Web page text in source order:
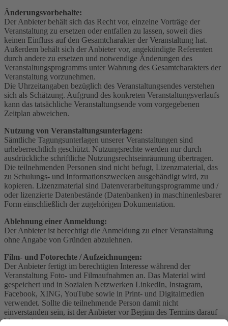
Änderungsvorbehalte:
Der Anbieter behält sich das Recht vor, einzelne Vorträge der
Veranstaltung zu ersetzen oder entfallen zu lassen, soweit dies
keinen Einfluss auf den Gesamtcharakter der Veranstaltung hat.
Außerdem behält sich der Anbieter vor, angekündigte Referenten
durch andere zu ersetzen und notwendige Änderungen des
Veranstaltungsprogramms unter Wahrung des Gesamtcharakters der
Veranstaltung vorzunehmen.
Die Uhrzeitangaben bezüglich des Veranstaltungsendes verstehen
sich als Schätzung. Aufgrund des konkreten Veranstaltungsverlaufs
kann das tatsächliche Veranstaltungsende vom vorgegebenen
Zeitplan abweichen.
Nutzung von Veranstaltungsunterlagen:
Sämtliche Tagungsunterlagen unserer Veranstaltungen sind
urheberrechtlich geschützt. Nutzungsrechte werden nur durch
ausdrückliche schriftliche Nutzungsrechtseinräumung übertragen.
Die teilnehmenden Personen sind nicht befugt, Lizenzmaterial, das
zu Schulungs- und Informationszwecken ausgehändigt wird, zu
kopieren. Lizenzmaterial sind Datenverarbeitungsprogramme und /
oder lizenzierte Datenbestände (Datenbanken) in maschinenlesbarer
Form einschließlich der zugehörigen Dokumentation.
Ablehnung einer Anmeldung:
Der Anbieter ist berechtigt die Anmeldung zu einer Veranstaltung
ohne Angabe von Gründen abzulehnen.
Film- und Fotorechte / Aufzeichnungen:
Der Anbieter fertigt im berechtigten Interesse während der
Veranstaltung Foto- und Filmaufnahmen an. Das Material wird
gespeichert und in Sozialen Netzwerken LinkedIn, Instagram,
Facebook, XING, YouTube sowie in Print- und Digitalmedien
verwendet. Sollte die teilnehmende Person damit nicht
einverstanden sein, ist der Anbieter vor Beginn des Termins darauf
hinzuweisen.